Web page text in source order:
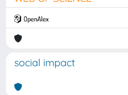
social impact